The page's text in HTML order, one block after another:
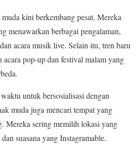
kini berkembang pesat. Mereka
menawarkan berbagai pengalaman,
acara musik live. Selain itu, tren baru
acara pop-up dan festival malam yang
untuk bersosialisasi dengan
muda juga mencari tempat yang
Mereka sering memilih lokasi yang
suasana yang Instagramable.